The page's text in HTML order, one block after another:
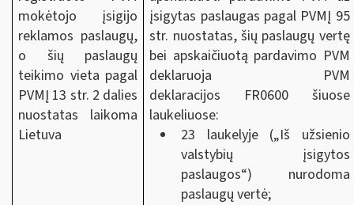
mokėtojo įsigijo
reklamos paslaugų,
o šių paslaugų
teikimo vieta pagal
PVMĮ 13 str. 2 dalies
nuostatas laikoma
Lietuva
įsigytas paslaugas pagal PVMĮ 95
str. nuostatas, šių paslaugų vertę
bei apskaičiuotą pardavimo PVM
deklaruoja PVM
deklaracijos FR0600 šiuose
laukeliuose:
23 laukelyje („Iš užsienio
valstybių įsigytos
paslaugos“) nurodoma
paslaugų vertė;